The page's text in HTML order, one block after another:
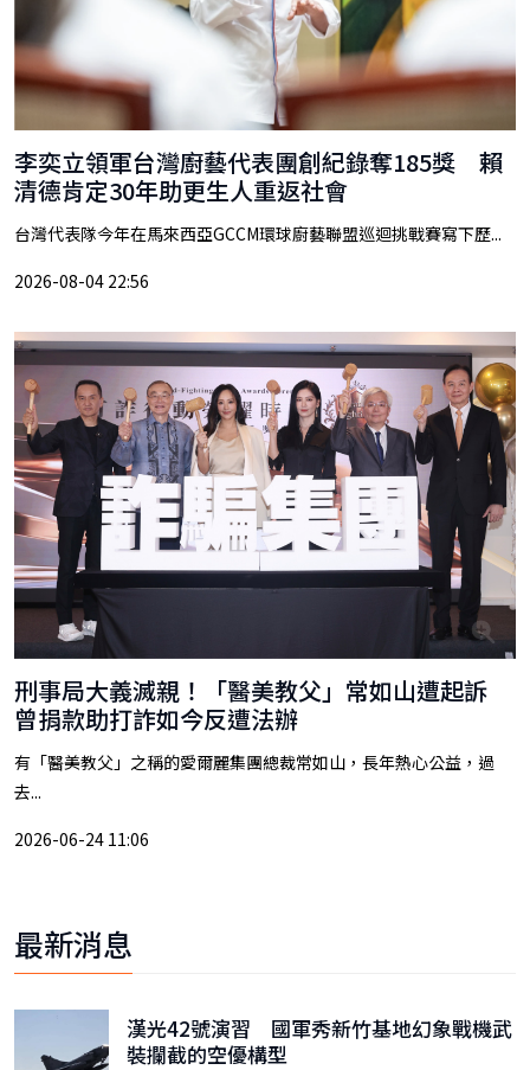
李奕立領軍台灣廚藝代表團創紀錄奪185獎 賴
清德肯定30年助更生人重返社會
台灣代表隊今年在馬來西亞GCCM環球廚藝聯盟巡迴挑戰賽寫下歷...
2026-08-04 22:56
刑事局大義滅親！「醫美教父」常如山遭起訴
曾捐款助打詐如今反遭法辦
有「醫美教父」之稱的愛爾麗集團總裁常如山，長年熱心公益，過
去...
2026-06-24 11:06
最新消息
漢光42號演習 國軍秀新竹基地幻象戰機武
裝攔截的空優構型